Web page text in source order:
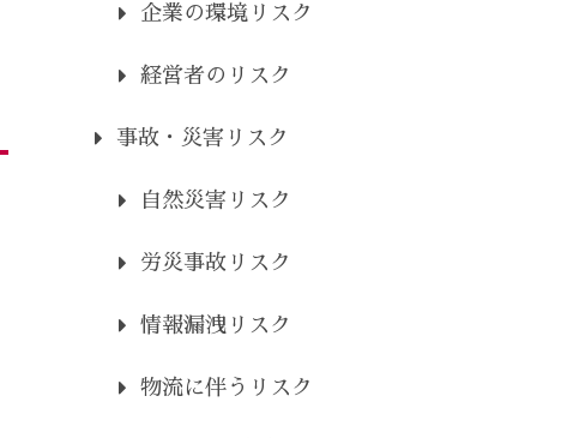
企業の環境リスク
経営者のリスク
事故・災害リスク
自然災害リスク
労災事故リスク
情報漏洩リスク
物流に伴うリスク